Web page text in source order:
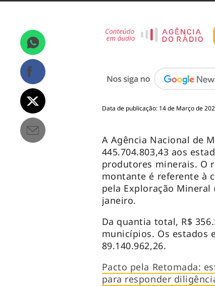
Data de publicação: 14 de Março de
A Agência Nacional de
445.704.803,43 aos
produtores minerais. O
montante é referente à
pela Exploração Mineral
janeiro.
Da quantia total, R$
municípios. Os estados
89.140.962,26.
Pacto pela Retomada:
para responder